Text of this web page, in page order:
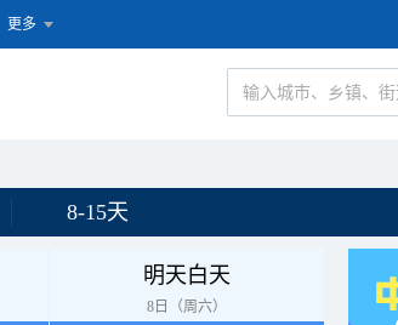
更多
8-15天
明天白天
8日（周六）